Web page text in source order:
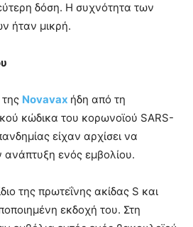
δόση. Η συχνότητα των
ήταν μικρή.
Novavax ήδη από τη
κώδικα του κορωνοϊού SARS-
είχαν αρχίσει να
ενός εμβολίου.
της πρωτεΐνης ακίδας S και
εκδοχή του. Στη